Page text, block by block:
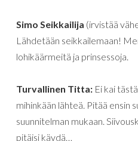
Simo Seikkailija (irvistää
Lähdetään seikkailemaan!
lohikäärmeitä ja prinsessoja.
Turvallinen Titta: Ei kai
mihinkään lähteä. Pitää ensin
suunnitelman mukaan.
pitäisi käydä…